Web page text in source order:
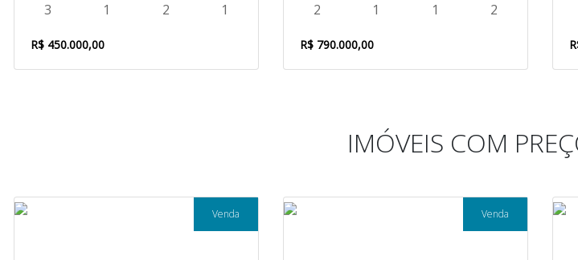
3 1 2 1
R$ 450.000,00
2 1 1 2
R$ 790.000,00
IMÓVEIS COM
Venda Venda